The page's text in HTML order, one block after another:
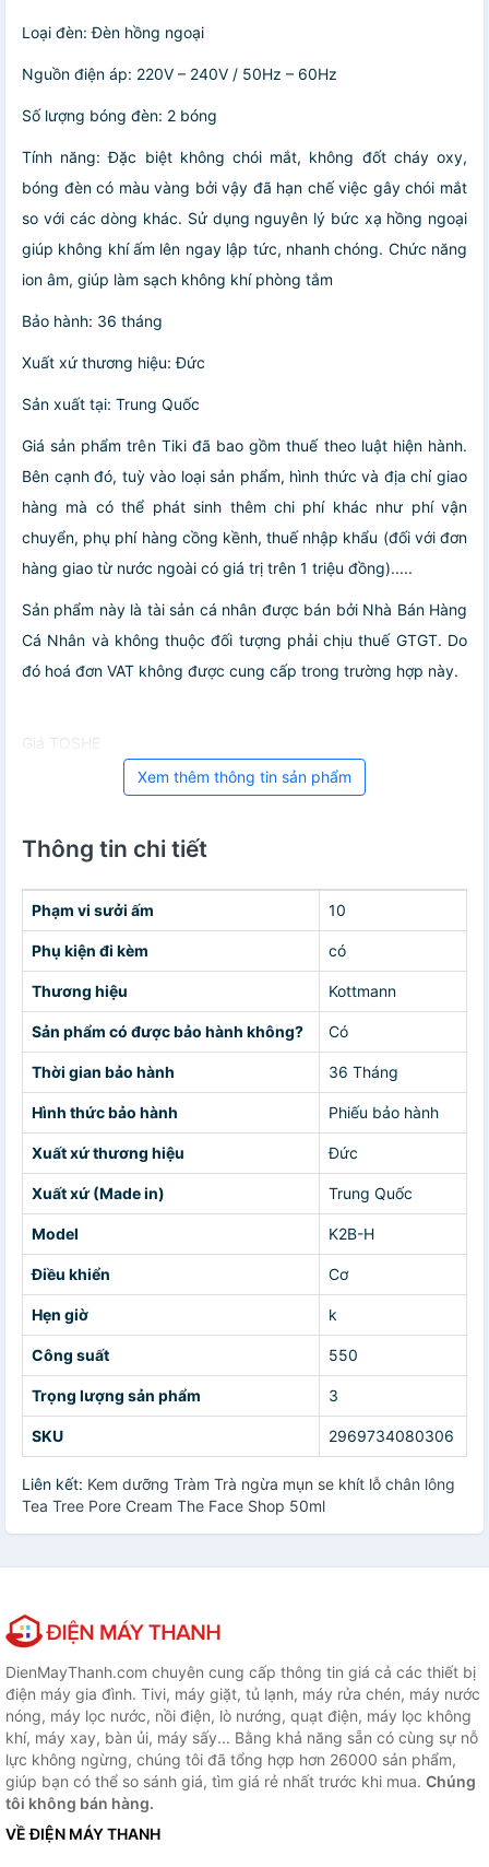
Loại đèn: Đèn hồng ngoại
Nguồn điện áp: 220V – 240V / 50Hz – 60Hz
Số lượng bóng đèn: 2 bóng
Tính năng: Đặc biệt không chói mắt, không đốt cháy oxy,
bóng đèn có màu vàng bởi vậy đã hạn chế việc gây chói mắt
so với các dòng khác. Sử dụng nguyên lý bức xạ hồng ngoại
giúp không khí ấm lên ngay lập tức, nhanh chóng. Chức năng
ion âm, giúp làm sạch không khí phòng tắm
Bảo hành: 36 tháng
Xuất xứ thương hiệu: Đức
Sản xuất tại: Trung Quốc
Giá sản phẩm trên Tiki đã bao gồm thuế theo luật hiện hành.
Bên cạnh đó, tuỳ vào loại sản phẩm, hình thức và địa chỉ giao
hàng mà có thể phát sinh thêm chi phí khác như phí vận
chuyển, phụ phí hàng cồng kềnh, thuế nhập khẩu (đối với đơn
hàng giao từ nước ngoài có giá trị trên 1 triệu đồng).....
Sản phẩm này là tài sản cá nhân được bán bởi Nhà Bán Hàng
Cá Nhân và không thuộc đối tượng phải chịu thuế GTGT. Do
đó hoá đơn VAT không được cung cấp trong trường hợp này.
Giá TOSHE
Xem thêm thông tin sản phẩm
Thông tin chi tiết
Phạm vi sưởi ấm 10
Phụ kiện đi kèm có
Thương hiệu Kottmann
Sản phẩm có được bảo hành không? Có
Thời gian bảo hành 36 Tháng
Hình thức bảo hành Phiếu bảo hành
Xuất xứ thương hiệu Đức
Xuất xứ (Made in) Trung Quốc
Model K2B-H
Điều khiển Cơ
Hẹn giờ k
Công suất 550
Trọng lượng sản phẩm 3
SKU 2969734080306
Liên kết: Kem dưỡng Tràm Trà ngừa mụn se khít lỗ chân lông
Tea Tree Pore Cream The Face Shop 50ml
DienMayThanh.com chuyên cung cấp thông tin giá cả các thiết bị
điện máy gia đình. Tivi, máy giặt, tủ lạnh, máy rửa chén, máy nước
nóng, máy lọc nước, nồi điện, lò nướng, quạt điện, máy lọc không
khí, máy xay, bàn ủi, máy sấy... Bằng khả năng sẵn có cùng sự nỗ
lực không ngừng, chúng tôi đã tổng hợp hơn 26000 sản phẩm,
giúp bạn có thể so sánh giá, tìm giá rẻ nhất trước khi mua. Chúng
tôi không bán hàng.
VỀ ĐIỆN MÁY THANH